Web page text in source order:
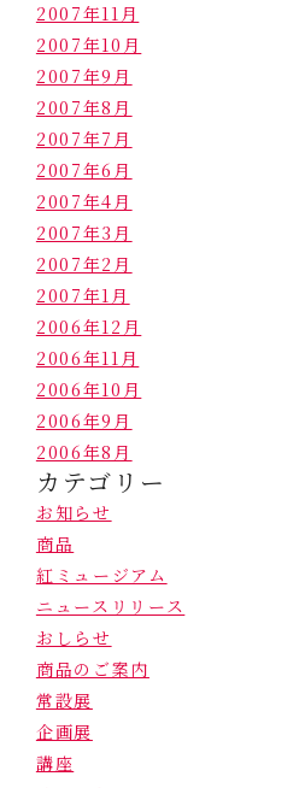
2007年11月
2007年10月
2007年9月
2007年8月
2007年7月
2007年6月
2007年4月
2007年3月
2007年2月
2007年1月
2006年12月
2006年11月
2006年10月
2006年9月
2006年8月
カテゴリー
お知らせ
商品
紅ミュージアム
ニュースリリース
おしらせ
商品のご案内
常設展
企画展
講座